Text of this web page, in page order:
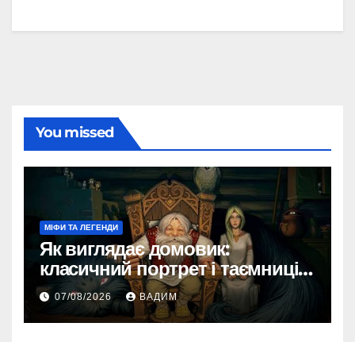
You missed
МІФИ ТА ЛЕГЕНДИ
Як виглядає домовик:
класичний портрет і таємниці
зовнішності
07/08/2026 ВАДИМ